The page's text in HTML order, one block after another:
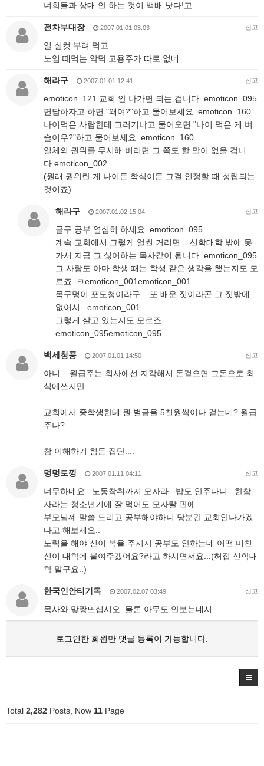
너희들과 상대 안 하는 것이 백배 낫다!고
전차부대장 2007.01.01 03:03 신고
일 실컷 부려 먹고
노임 떼먹는 악덕 고용주가 따로 없네..
해라구 2007.01.01 12:41 신고
emoticon_121 교회 안 나가면 되는 겁니다. emoticon_095
면담하자고 하면 "왜여?"하고 물어보세요. emoticon_160
나이먹은 사람한테 그러기냐고 물어오면 "나이 먹은 게 벼
슬이우?"하고 물어보세요. emoticon_160
일체의 권위를 무시해 버리면 그 쪽도 할 말이 없을 겁니
다.emoticon_002
(원래 권위란 게 나이든 학식이든 그걸 인정할 때 성립되는
것이죠)
해라구 2007.01.02 15:04 신고
글구 공부 열심히 하세요. emoticon_095
계속 교회에서 그렇게 얼씬 거리면... 신학대학 밖에 못
가서 지금 그 싫어하는 목사같이 됩니다. emoticon_095
그 사람도 아마 학생 때는 학생 같은 생각을 했는지도 모
르죠. ㅋemoticon_001emoticon_001
목구멍이 포도청이라구... 또 배운 짓이라곤 그 짓밖에
없어서.. emoticon_001
그렇게 살고 있는지도 모르죠.
emoticon_095emoticon_095
백세청풍 2007.01.01 14:50 신고
아니... 월급주는 회사에선 지각해서 돈걷으면 그돈으로 회
식에쓰지만...
교회에서 중학생한테 뭔 벌금을 5천원씩이나 걷는데? 월급
주나?
참 이해하기 힘든 집단....
멍멍토낑 2007.01.11 04:11 신고
너무하네요...노동착취까지 모자라...밥도 안주다니...한참
자라는 청소년기에 잘 먹어도 모자랄 판에..
부모님꼐 말씀 드리고 공부해야하니 당분간 교회안나가겠
다고 해보세요..
노력을 해야 신이 복을 주시지 공부도 안하는데 어떤 미친
신이 대학에 붙여주겠어요?라고 하시면서요...(허접 신학대
학 말구요..)
한국인안티기독 2007.02.07 03:49 신고
목사와 맞짱뜨십시오. 물론 아무도 안보는데서.........
로그인한 회원만 댓글 등록이 가능합니다.
Total 2,282 Posts, Now 11 Page